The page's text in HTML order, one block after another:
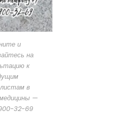
и
на
к
в
—
32-69